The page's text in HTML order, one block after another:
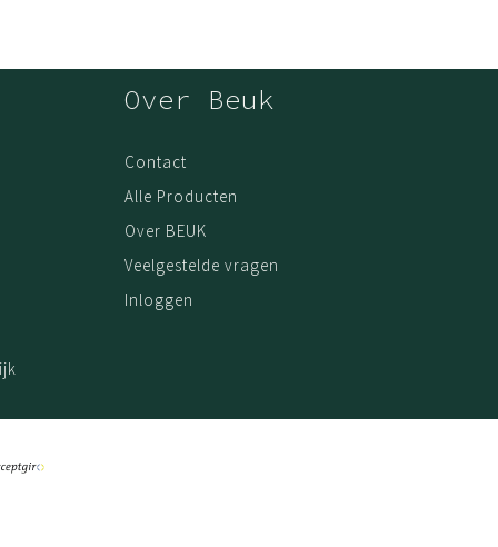
Over Beuk
Contact
Alle Producten
Over BEUK
Veelgestelde vragen
Inloggen